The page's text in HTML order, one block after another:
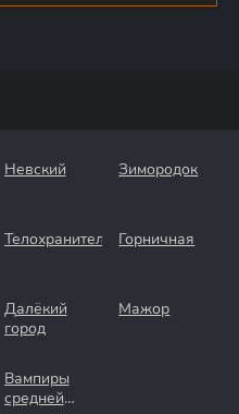
Невский Зимородок
Телохранители Горничная
Далёкий
город
Мажор
Вампиры
средней